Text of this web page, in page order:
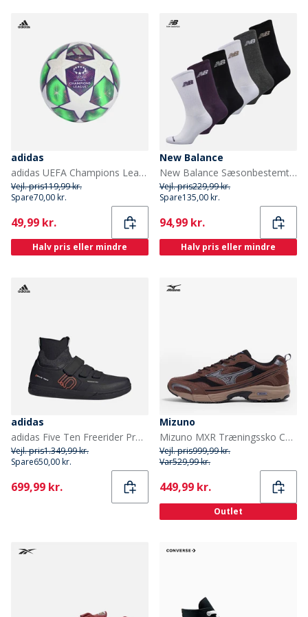
adidas
adidas UEFA Champions League 25/26 Mini fodbold Hvid/Shock Pink/Multi/Solar Yellow
Vejl. pris119,99 kr.
Spare70,00 kr.
Current
49,99 kr.
Halv pris eller mindre
New Balance
New Balance Sæsonbestemt seks pak crew sokker Multi
Vejl. pris229,99 kr.
Spare135,00 kr.
Current
94,99 kr.
Halv pris eller mindre
adidas
adidas Five Ten Freerider Pro Mid Mountainbike Sko Core Black/Solar Red/Grey Heather
Vejl. pris1.349,99 kr.
Spare650,00 kr.
Current
699,99 kr.
Mizuno
Mizuno MXR Træningssko Chicory Coffee/Silver/Sort
Vejl. pris999,99 kr.
Var529,99 kr.
Current
449,99 kr.
Outlet